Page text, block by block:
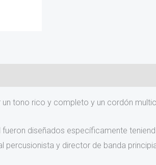
tono rico y completo y un cordón
diseñados específicamente
y director de banda